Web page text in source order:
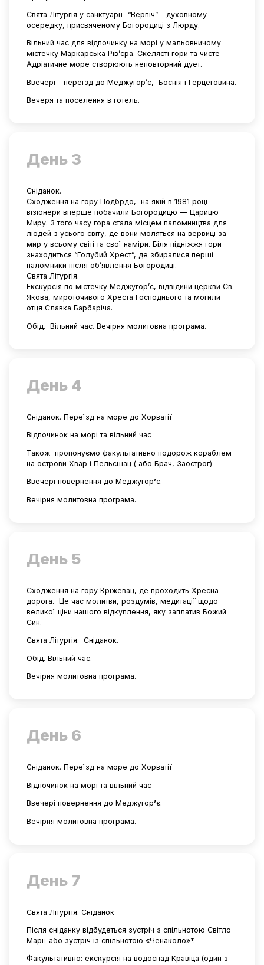
Свята Літургія у санктуарії “Верпіч” – духовному
осередку, присвяченому Богородиці з Люрду.
Вільний час для відпочинку на морі у мальовничому
містечку Маркарська Рів’єра. Скелясті гори та чисте
Адріатичне море створюють неповторний дует.
Ввечері – переїзд до Меджугор’є, Боснія і Герцеговина.
Вечеря та поселення в готель.
День 3
Сніданок.
Сходження на гору Подбрдо, на якій в 1981 році
візіонери вперше побачили Богородицю — Царицю
Миру. З того часу гора стала місцем паломництва для
людей з усього світу, де вони моляться на вервиці за
мир у всьому світі та свої наміри. Біля підніжжя гори
знаходиться “Голубий Хрест”, де збиралися перші
паломники після об’явлення Богородиці.
Свята Літургія.
Екскурсія по містечку Меджугор’є, відвідини церкви Св.
Якова, мироточивого Хреста Господнього та могили
отця Славка Барбаріча.
Обід. Вільний час. Вечірня молитовна програма.
День 4
Сніданок. Переїзд на море до Хорватії
Відпочинок на морі та вільний час
Також пропонуємо факультативно подорож кораблем
на острови Хвар і Пельєшац ( або Брач, Заострог)
Ввечері повернення до Меджугор’є.
Вечірня молитовна програма.
День 5
Сходження на гору Кріжевац, де проходить Хресна
дорога. Це час молитви, роздумів, медитації щодо
великої ціни нашого відкуплення, яку заплатив Божий
Син.
Свята Літургія. Сніданок.
Обід. Вільний час.
Вечірня молитовна програма.
День 6
Сніданок. Переїзд на море до Хорватії
Відпочинок на морі та вільний час
Ввечері повернення до Меджугор’є.
Вечірня молитовна програма.
День 7
Свята Літургія. Сніданок
Після сніданку відбудеться зустріч з спільнотою Світло
Марії або зустріч із спільнотою «Ченаколо»*.
Факультативно: екскурсія на водоспад Кравіца (один з